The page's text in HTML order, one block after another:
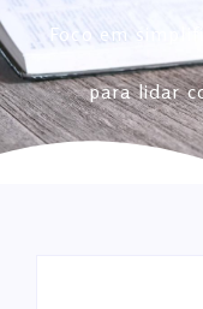
Foco em
para lidar